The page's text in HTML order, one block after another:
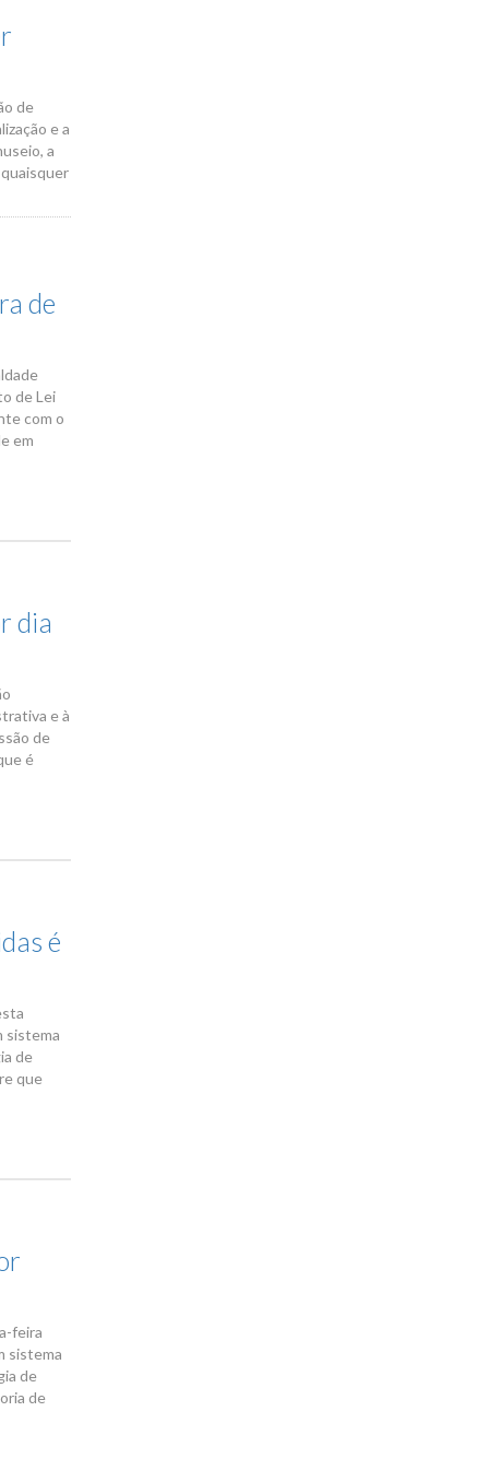
de
e a
a
de
de Lei
com o
em
dia
e à
de
é
é
sistema
de
que
feira
sistema
de
de